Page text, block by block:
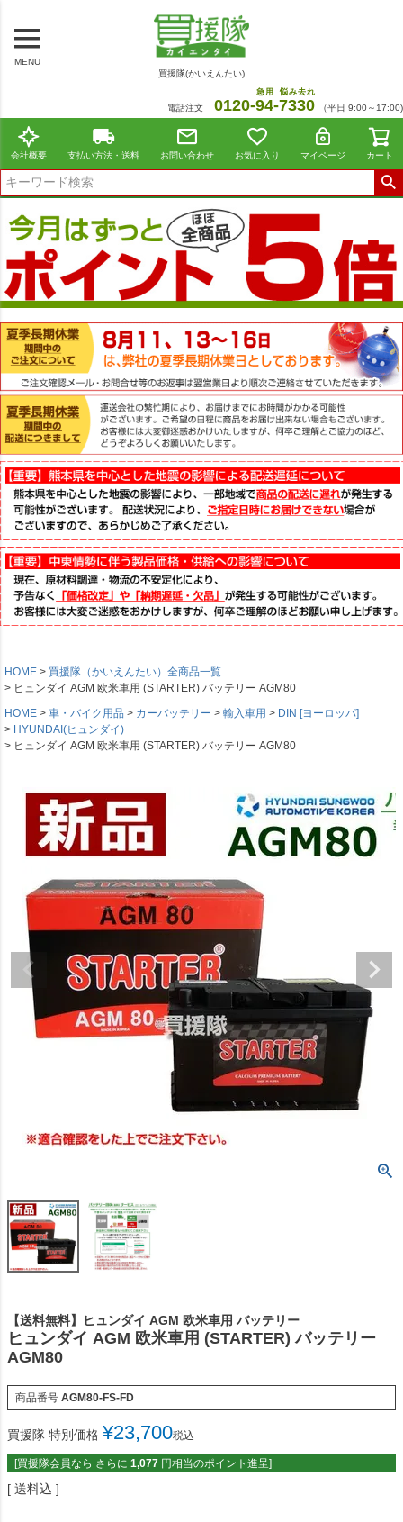
MENU
買援隊(かいえんたい)
電話注文 0120-94
急用
-7330
悩み去れ
（平日 9:00～17:00)
会社概要 支払い方法・送料 お問い合わせ お気に入り マイページ カート
HOME
買援隊（かいえんたい）全商品一覧
ヒュンダイ AGM 欧米車用 (STARTER) バッテリー AGM80
HOME
車・バイク用品 カーバッテリー 輸入車用
DIN [ヨーロッパ]
HYUNDAI(ヒュンダイ)
ヒュンダイ AGM 欧米車用 (STARTER) バッテリー AGM80
【送料無料】ヒュンダイ AGM 欧米車用 バッテリー
ヒュンダイ AGM 欧米車用 (STARTER) バッテリー
AGM80
商品番号 AGM80-FS-FD
買援隊 特別価格 ¥23,700税込
[買援隊会員なら さらに 1,077 円相当のポイント進呈]
送料込